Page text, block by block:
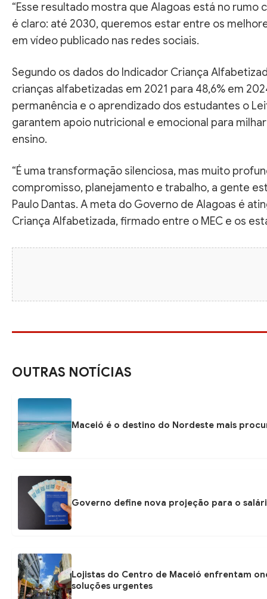
“Esse resultado mostra que Alagoas está no
é claro: até 2030, queremos estar entre os
em vídeo publicado nas redes sociais.
Segundo os dados do Indicador Criança
crianças alfabetizadas em 2021 para 48,6% em
permanência e o aprendizado dos estudantes o
garantem apoio nutricional e emocional para
ensino.
“É uma transformação silenciosa, mas muito
compromisso, planejamento e trabalho, a gente
Paulo Dantas. A meta do Governo de Alagoas é
Criança Alfabetizada, firmado entre o MEC e os
OUTRAS NOTÍCIAS
Maceió é o destino do Nordeste mais
Governo define nova projeção para o
Lojistas do Centro de Maceió enfrentam
soluções urgentes